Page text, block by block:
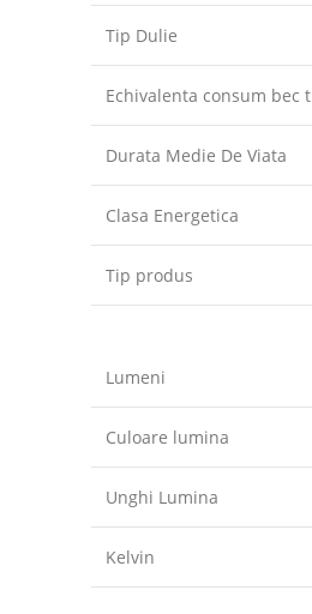
Tip Dulie
Echivalenta consum bec
Durata Medie De Viata
Clasa Energetica
Tip produs
Lumeni
Culoare lumina
Unghi Lumina
Kelvin